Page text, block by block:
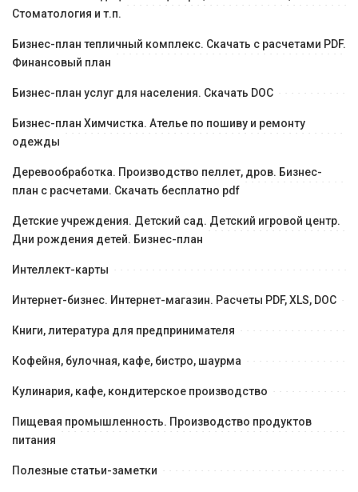
Стоматология и т.п.
Бизнес-план тепличный комплекс. Скачать с расчетами PDF.
Финансовый план
Бизнес-план услуг для населения. Скачать DOC
Бизнес-план Химчистка. Ателье по пошиву и ремонту
одежды
Деревообработка. Производство пеллет, дров. Бизнес-
план с расчетами. Скачать бесплатно pdf
Детские учреждения. Детский сад. Детский игровой центр.
Дни рождения детей. Бизнес-план
Интеллект-карты
Интернет-бизнес. Интернет-магазин. Расчеты PDF, XLS, DOC
Книги, литература для предпринимателя
Кофейня, булочная, кафе, бистро, шаурма
Кулинария, кафе, кондитерское производство
Пищевая промышленность. Производство продуктов
питания
Полезные статьи-заметки